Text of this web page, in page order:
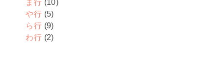
ま行 (10)
や行 (5)
ら行 (9)
わ行 (2)